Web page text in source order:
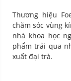
Thương hiệu
chăm sóc vùng
nhà khoa học
phẩm trải qua
xuất đại trà.